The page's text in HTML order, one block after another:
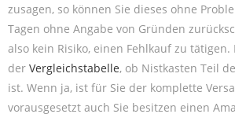
zusagen, so können Sie dieses ohne
Tagen ohne Angabe von Gründen
also kein Risiko, einen Fehlkauf zu tätigen.
der Vergleichstabelle, ob Nistkasten Teil
ist. Wenn ja, ist für Sie der komplette
vorausgesetzt auch Sie besitzen einen